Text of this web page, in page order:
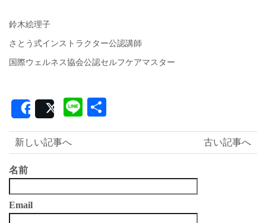
鈴木絵理子
さとう式インストラクター公認講師
国際ウェルネス協会公認セルフケアマスター
SharePost Line
有
古い記事へ
新しい記事へ
名前
Email